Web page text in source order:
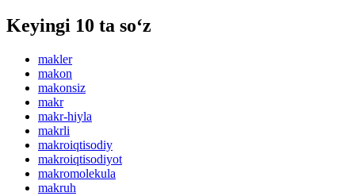
Keyingi 10 ta so‘z
makler
makon
makonsiz
makr
makr-hiyla
makrli
makroiqtisodiy
makroiqtisodiyot
makromolekula
makruh